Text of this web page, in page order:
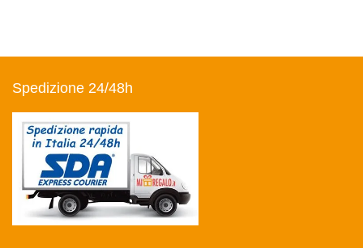
Spedizione 24/48h